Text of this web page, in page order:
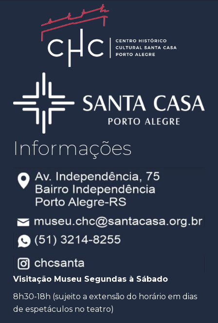
Informações
Visitação Museu Segundas à Sábado
8h30-18h (sujeito a extensão do horário em dias
de espetáculos no teatro)